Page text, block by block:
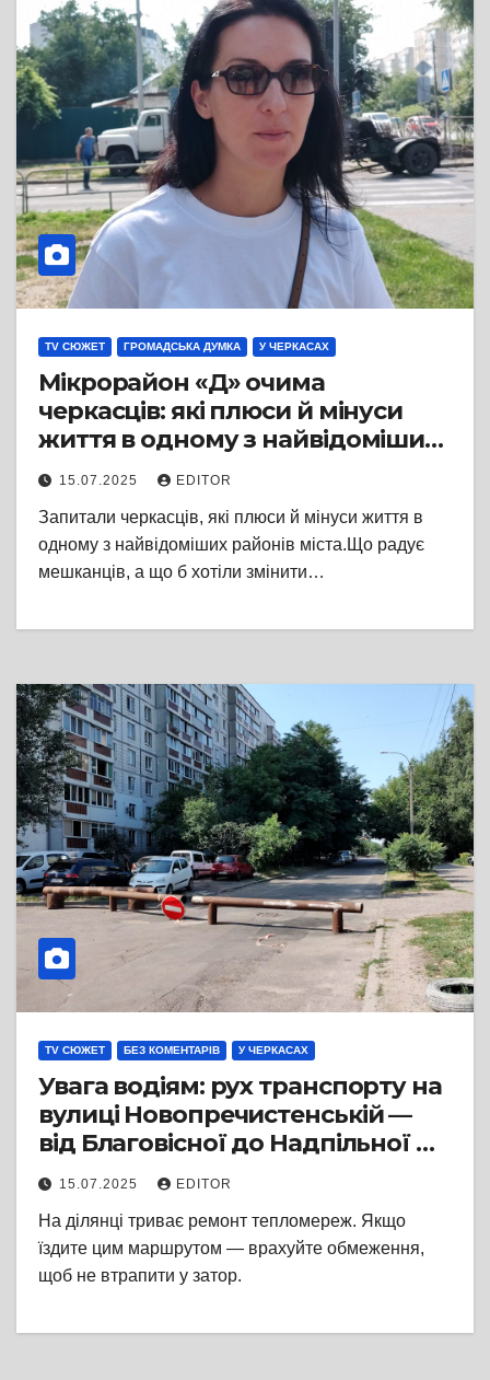
TV СЮЖЕТ ГРОМАДСЬКА ДУМКА У ЧЕРКАСАХ
Мікрорайон «Д» очима
черкасців: які плюси й мінуси
життя в одному з найвідоміших
районів міста? Що радує
мешканців, а що хотіли б
змінити?
15.07.2025 EDITOR
Запитали черкасців, які плюси й мінуси життя в
одному з найвідоміших районів міста.Що радує
мешканців, а що б хотіли змінити…
TV СЮЖЕТ БЕЗ КОМЕНТАРІВ У ЧЕРКАСАХ
Увага водіям: рух транспорту на
вулиці Новопречистенській —
від Благовісної до Надпільної —
перекрито через ремонт
тепломереж
15.07.2025 EDITOR
На ділянці триває ремонт тепломереж. Якщо
їздите цим маршрутом — врахуйте обмеження,
щоб не втрапити у затор.